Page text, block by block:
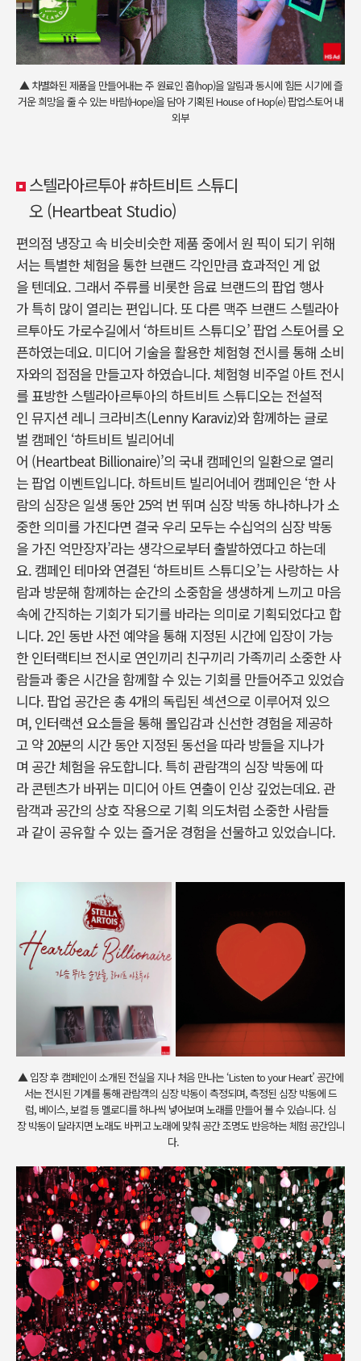
▲ 차별화된 제품을 만들어내는 주 원료인 홉(hop)을 알림과 동시에 힘든 시기에 즐
거운 희망을 줄 수 있는 바람(Hope)을 담아 기획된 House of Hop(e) 팝업스토어 내
외부
스텔라아르투아 #하트비트 스튜디
오 (Heartbeat Studio)
편의점 냉장고 속 비슷비슷한 제품 중에서 원 픽이 되기 위해
서는 특별한 체험을 통한 브랜드 각인만큼 효과적인 게 없
을 텐데요. 그래서 주류를 비롯한 음료 브랜드의 팝업 행사
가 특히 많이 열리는 편입니다. 또 다른 맥주 브랜드 스텔라아
르투아도 가로수길에서 ‘하트비트 스튜디오’ 팝업 스토어를 오
픈하였는데요. 미디어 기술을 활용한 체험형 전시를 통해 소비
자와의 접점을 만들고자 하였습니다. 체험형 비주얼 아트 전시
를 표방한 스텔라아르투아의 하트비트 스튜디오는 전설적
인 뮤지션 레니 크라비츠(Lenny Karaviz)와 함께하는 글로
벌 캠페인 ‘하트비트 빌리어네
어 (Heartbeat Billionaire)’의 국내 캠페인의 일환으로 열리
는 팝업 이벤트입니다. 하트비트 빌리어네어 캠페인은 ‘한 사
람의 심장은 일생 동안 25억 번 뛰며 심장 박동 하나하나가 소
중한 의미를 가진다면 결국 우리 모두는 수십억의 심장 박동
을 가진 억만장자’라는 생각으로부터 출발하였다고 하는데
요. 캠페인 테마와 연결된 ‘하트비트 스튜디오’는 사랑하는 사
람과 방문해 함께하는 순간의 소중함을 생생하게 느끼고 마음
속에 간직하는 기회가 되기를 바라는 의미로 기획되었다고 합
니다. 2인 동반 사전 예약을 통해 지정된 시간에 입장이 가능
한 인터랙티브 전시로 연인끼리 친구끼리 가족끼리 소중한 사
람들과 좋은 시간을 함께할 수 있는 기회를 만들어주고 있었습
니다. 팝업 공간은 총 4개의 독립된 섹션으로 이루어져 있으
며, 인터랙션 요소들을 통해 몰입감과 신선한 경험을 제공하
고 약 20분의 시간 동안 지정된 동선을 따라 방들을 지나가
며 공간 체험을 유도합니다. 특히 관람객의 심장 박동에 따
라 콘텐츠가 바뀌는 미디어 아트 연출이 인상 깊었는데요. 관
람객과 공간의 상호 작용으로 기획 의도처럼 소중한 사람들
과 같이 공유할 수 있는 즐거운 경험을 선물하고 있었습니다.
▲ 입장 후 캠페인이 소개된 전실을 지나 처음 만나는 ‘Listen to your Heart’ 공간에
서는 전시된 기계를 통해 관람객의 심장 박동이 측정되며, 측정된 심장 박동에 드
럼, 베이스, 보컬 등 멜로디를 하나씩 넣어보며 노래를 만들어 볼 수 있습니다. 심
장 박동이 달라지면 노래도 바뀌고 노래에 맞춰 공간 조명도 반응하는 체험 공간입니
다.